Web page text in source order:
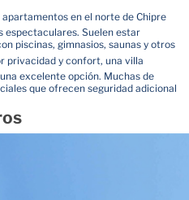
apartamentos en el norte de Chipre
Suelen estar
piscinas, gimnasios, saunas y otros
privacidad y confort, una villa
excelente opción. Muchas de
que ofrecen seguridad adicional